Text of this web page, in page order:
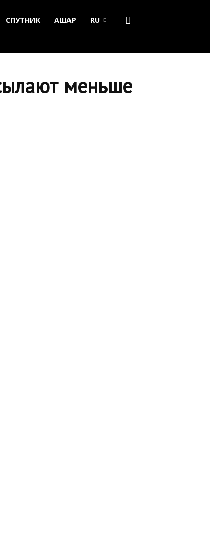
СПУТНИК АШАР RU
меньше